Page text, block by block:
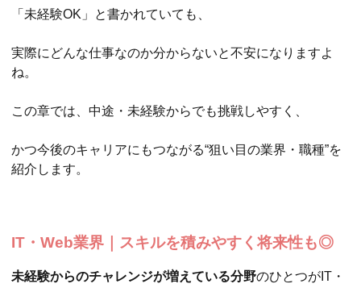
「未経験OK」と書かれていても、
実際にどんな仕事なのか分からないと不安になりますよ
ね。
この章では、中途・未経験からでも挑戦しやすく、
かつ今後のキャリアにもつながる“狙い目の業界・職種”を
紹介します。
IT・Web業界｜スキルを積みやすく将来性も◎
未経験からのチャレンジが増えている分野のひとつがIT・